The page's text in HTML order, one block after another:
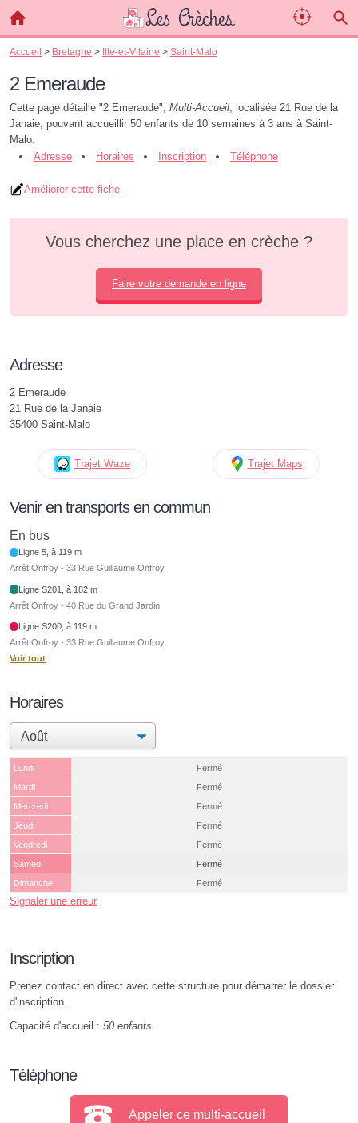
Accueil > Bretagne > Ille-et-Vilaine > Saint-Malo
2 Emeraude
Cette page détaille "2 Emeraude", Multi-Accueil, localisée 21 Rue de la
Janaie, pouvant accueillir 50 enfants de 10 semaines à 3 ans à Saint-
Malo.
Adresse
Horaires Inscription Téléphone
Améliorer cette fiche
Vous cherchez une place en crèche ?
Faire votre demande en ligne
Adresse
2 Emeraude
21 Rue de la Janaie
35400 Saint-Malo
Trajet Waze Trajet Maps
Venir en transports en commun
En bus
Ligne 5, à 119 m
Arrêt Onfroy - 33 Rue Guillaume Onfroy
Ligne S201, à 182 m
Arrêt Onfroy - 40 Rue du Grand Jardin
Ligne S200, à 119 m
Arrêt Onfroy - 33 Rue Guillaume Onfroy
Voir tout
Horaires
Lundi
Fermé
Mardi
Fermé
Mercredi
Fermé
Jeudi
Fermé
Vendredi
Fermé
Samedi
Fermé
Dimanche
Fermé
Signaler une erreur
Inscription
Prenez contact en direct avec cette structure pour démarrer le dossier
d'inscription.
Capacité d'accueil : 50 enfants
Téléphone
Appeler ce multi-accueil